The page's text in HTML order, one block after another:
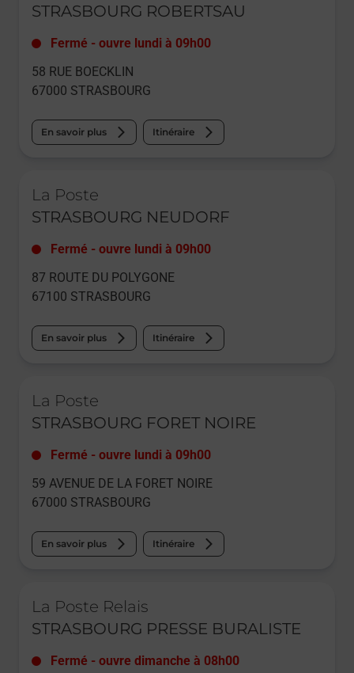
STRASBOURG ROBERTSAU
Fermé - ouvre lundi à 09h00
58 RUE BOECKLIN
67000 STRASBOURG
En savoir plus Itinéraire
La Poste
STRASBOURG NEUDORF
Fermé - ouvre lundi à 09h00
87 ROUTE DU POLYGONE
67100 STRASBOURG
En savoir plus Itinéraire
La Poste
STRASBOURG FORET NOIRE
Fermé - ouvre lundi à 09h00
59 AVENUE DE LA FORET NOIRE
67000 STRASBOURG
En savoir plus Itinéraire
La Poste Relais
STRASBOURG PRESSE BURALISTE
Fermé - ouvre dimanche à 08h00